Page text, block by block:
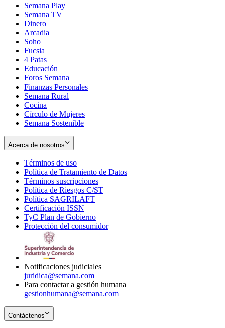
Semana Play
Semana TV
Dinero
Arcadia
Soho
in
new
window
Fucsia
in
new
window
4 Patas
Educación
Foros Semana
Finanzas Personales
Semana Rural
Cocina
Círculo de Mujeres
Semana Sostenible
Acerca de nosotros
Términos de uso
in
new
window
Política de Tratamiento de Datos
Términos suscripciones
in
Política de Riesgos C/ST
Política SAGRILAFT
new
window
Certificación ISSN
in
new
TyC Plan de Gobierno
in
Protección del consumidorOpens
Notificaciones judiciales
juridica@semana.com
Para contactar a gestión humana
gestionhumana@semana.com
Contáctenos